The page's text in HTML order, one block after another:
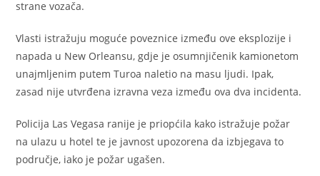
strane vozača.
Vlasti istražuju moguće poveznice između ove eksplozije i
napada u New Orleansu, gdje je osumnjičenik kamionetom
unajmljenim putem Turoa naletio na masu ljudi. Ipak,
zasad nije utvrđena izravna veza između ova dva incidenta.
Policija Las Vegasa ranije je priopćila kako istražuje požar
na ulazu u hotel te je javnost upozorena da izbjegava to
područje, iako je požar ugašen.